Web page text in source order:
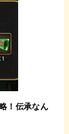
！伝承なん